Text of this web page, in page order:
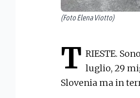
(Foto Elena Viotto)
T RIESTE.
luglio, 29
Slovenia ma in